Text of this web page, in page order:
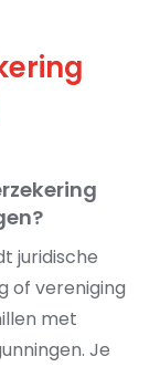
juridische
of vereniging
met
Je